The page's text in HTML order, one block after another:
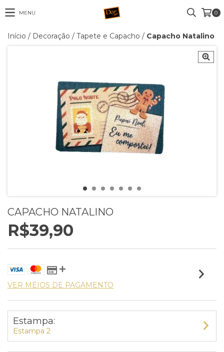
MENU 0
Início / Decoração / Tapete e Capacho / Capacho Natalino
CAPACHO NATALINO
R$39,90
VER MEIOS DE PAGAMENTO
Estampa:
Estampa 2